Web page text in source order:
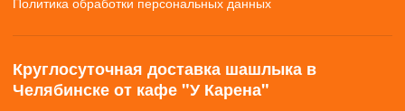
Круглосуточная доставка шашлыка в
Челябинске от кафе "У Карена"